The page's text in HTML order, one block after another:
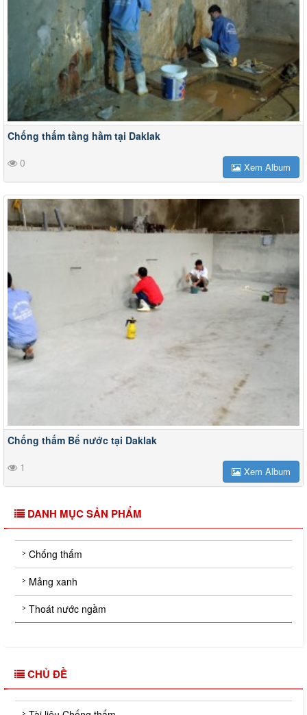
Chống thấm tầng hầm tại Daklak
0
Xem Album
Chống thấm Bể nước tại Daklak
1
Xem Album
DANH MỤC SẢN PHẨM
Chống thấm
Mảng xanh
Thoát nước ngầm
CHỦ ĐỀ